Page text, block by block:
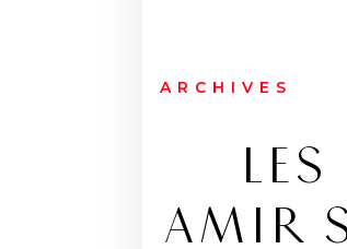
ARCHIVES
AMIR